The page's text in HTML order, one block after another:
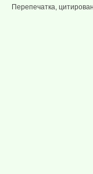
Перепечатка,